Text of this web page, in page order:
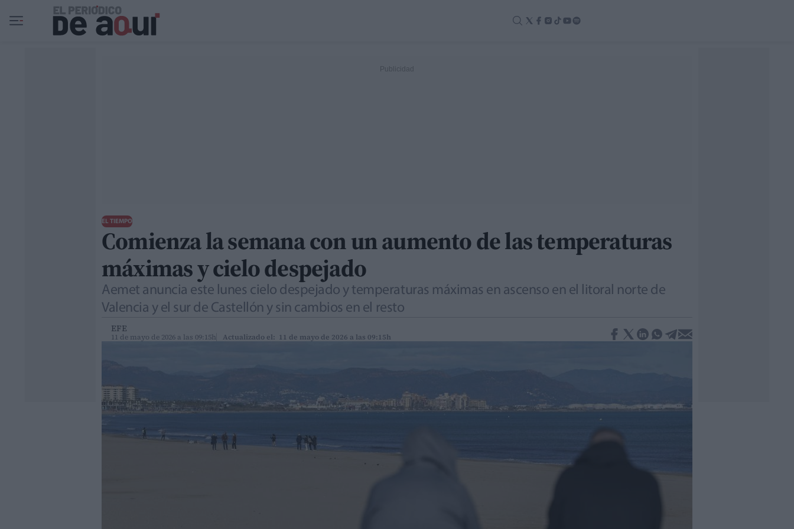
Ir al contenido principal
EL TIEMPO
Comienza la semana con un aumento de las temperaturas
máximas y cielo despejado
Aemet anuncia este lunes cielo despejado y temperaturas máximas en ascenso en el litoral norte de
Valencia y el sur de Castellón y sin cambios en el resto
EFE
11 de mayo de 2026 a las 09:15h Actualizado el: 11 de mayo de 2026 a las 09:15h